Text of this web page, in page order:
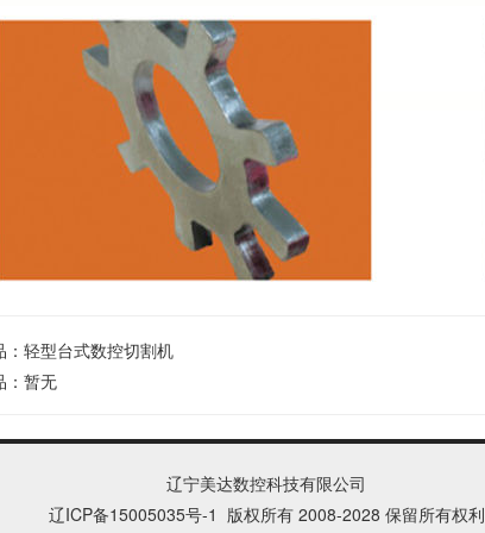
轻型台式数控切割机
：暂无
辽宁美达数控科技有限公司
辽ICP备15005035号-1 版权所有 2008-2028 保留所有权利